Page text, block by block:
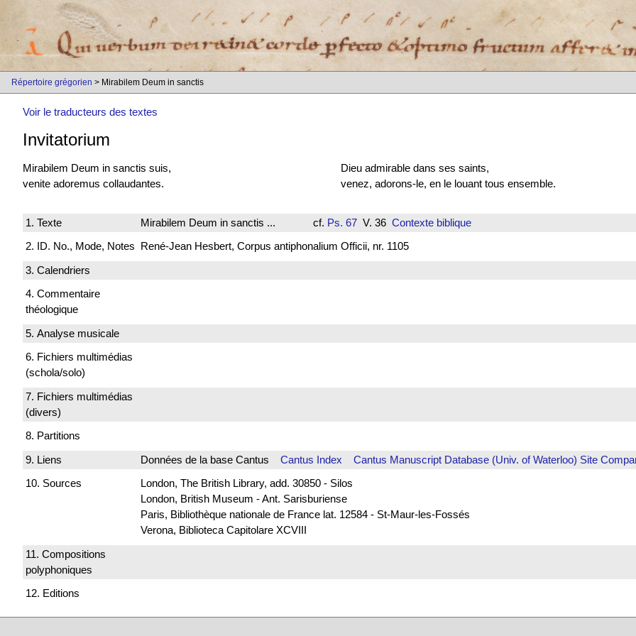
Répertoire grégorien > Mirabilem Deum in sanctis
Voir le traducteurs des textes
Invitatorium
Mirabilem Deum in sanctis suis,
venite adoremus collaudantes.
Dieu admirable dans ses saints,
venez, adorons-le, en le louant tous ensemble.
1. Texte Mirabilem Deum in sanctis ... cf. Ps. 67V. 36 Contexte biblique
2. ID. No., Mode, Notes
René-Jean Hesbert, Corpus antiphonalium Officii, nr. 1105
3. Calendriers
4. Commentaire
théologique
5. Analyse musicale
6. Fichiers multimédias
(schola/solo)
7. Fichiers multimédias
(divers)
8. Partitions
9. Liens
Données de la base Cantus Cantus Index Cantus Manuscript Database (Univ. of Waterloo) Site
10. Sources
London, The British Library, add. 30850 - Silos
London, British Museum - Ant. Sarisburiense
Paris, Bibliothèque nationale de France lat. 12584 - St-Maur-les-Fossés
Verona, Biblioteca Capitolare XCVIII
11. Compositions
polyphoniques
12. Editions